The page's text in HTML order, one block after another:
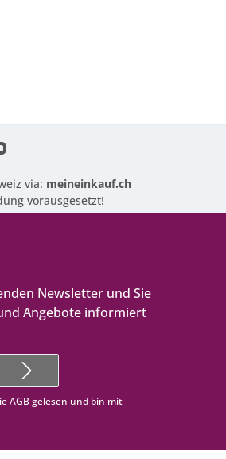
via: meineinkauf.ch
vorausgesetzt!
Newsletter und Sie
Angebote informiert
AGBgelesen und bin mit